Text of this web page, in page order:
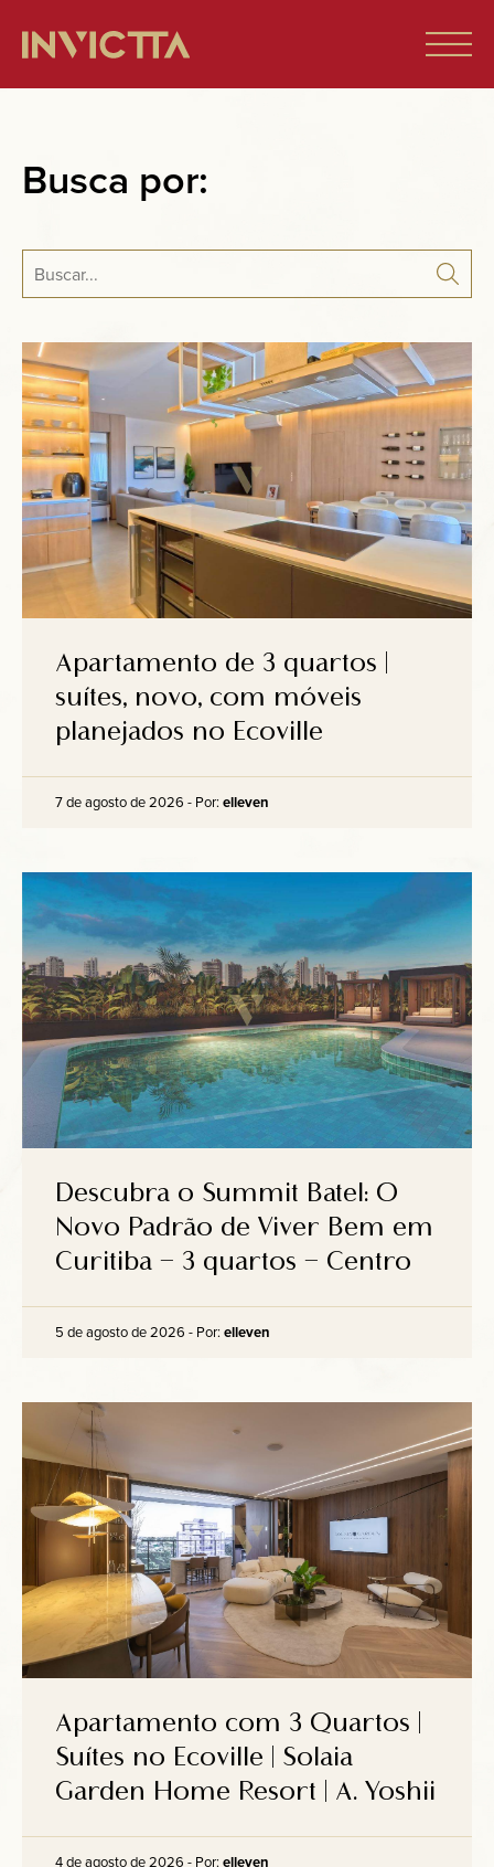
Empreendimentos
Blog
Sobre nós
Anuncie
Contato
Busca por:
Apartamento de 3 quartos |
suítes, novo, com móveis
planejados no Ecoville
7 de agosto de 2026 - Por: elleven
Descubra o Summit Batel: O
Novo Padrão de Viver Bem em
Curitiba – 3 quartos – Centro
5 de agosto de 2026 - Por: elleven
Apartamento com 3 Quartos |
Suítes no Ecoville | Solaia
Garden Home Resort | A. Yoshii
4 de agosto de 2026 - Por: elleven